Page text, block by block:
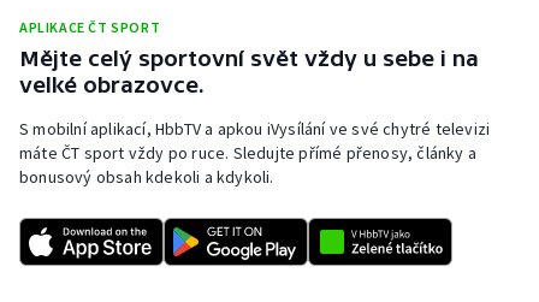
Rychlobruslení
Rychlostní kanoistika
Short track
Sportovní střelba
APLIKACE ČT SPORT
Mějte celý sportovní svět vždy u sebe i na
velké obrazovce.
S mobilní aplikací, HbbTV a apkou iVysílání ve své chytré televizi
máte ČT sport vždy po ruce. Sledujte přímé přenosy, články a
bonusový obsah kdekoli a kdykoli.